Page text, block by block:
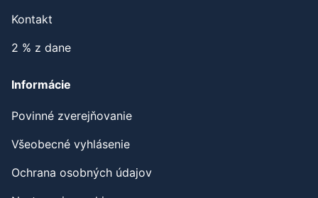
Kontakt
2 % z dane
Informácie
Povinné zverejňovanie
Všeobecné vyhlásenie
Ochrana osobných údajov